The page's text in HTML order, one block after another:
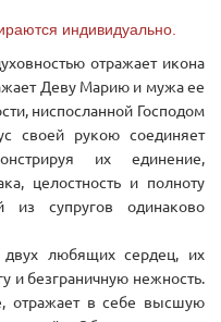
индивидуально.
отражает икона
Деву Марию и мужа ее
ниспосланной Господом
своей рукою соединяет
их единение,
целостность и полноту
супругов одинаково
двух любящих сердец, их
и безграничную нежность.
отражает в себе высшую